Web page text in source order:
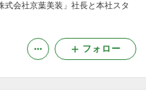
式会社京葉美装」社長と本社スタ
フォロー